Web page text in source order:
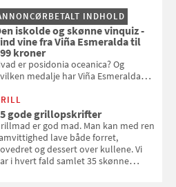
se, hvordan du gør
INDHOLD
iskolde og skønne vinquiz -
vine fra Viña Esmeralda til
kroner
er posidonia oceanica? Og
medalje har Viña Esmeralda
i Samvirkes skønne vinquiz, hvor
kan vinde 6 flasker vin fra Viña
Konkurrencen slutter 1.
2026.
gode grillopskrifter
er god mad. Man kan med ren
lave både forret,
og dessert over kullene. Vi
i hvert fald samlet 35 skønne